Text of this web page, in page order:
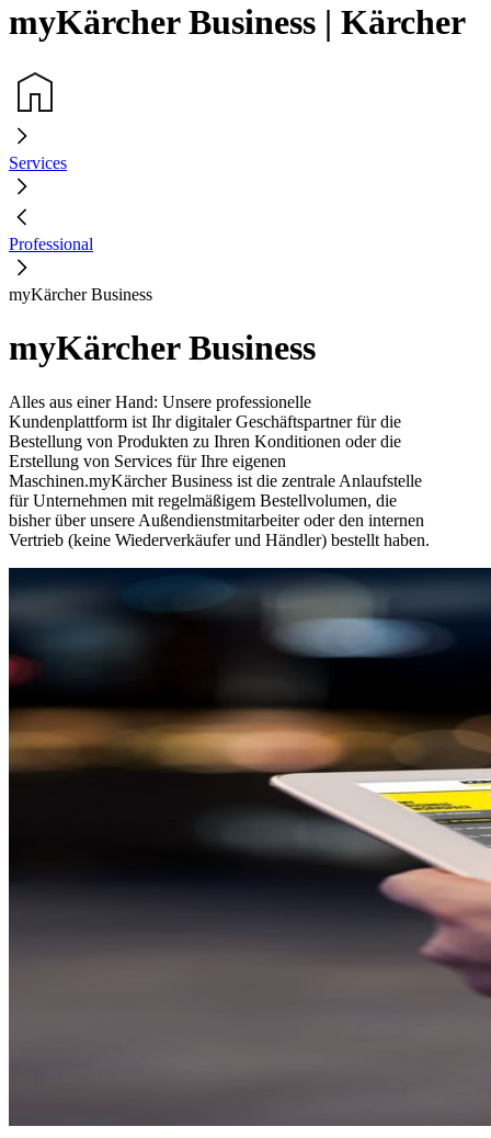
myKärcher Business | Kärcher
Services
Professional
myKärcher Business
myKärcher Business
Alles aus einer Hand: Unsere professionelle
Kundenplattform ist Ihr digitaler Geschäftspartner für die
Bestellung von Produkten zu Ihren Konditionen oder die
Erstellung von Services für Ihre eigenen
Maschinen.myKärcher Business ist die zentrale Anlaufstelle
für Unternehmen mit regelmäßigem Bestellvolumen, die
bisher über unsere Außendienstmitarbeiter oder den internen
Vertrieb (keine Wiederverkäufer und Händler) bestellt haben.